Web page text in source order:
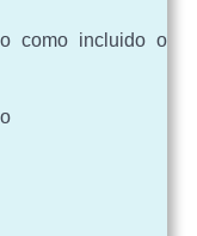
como incluido o